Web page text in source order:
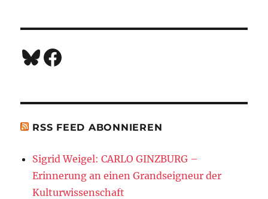
Bluesky
Facebook
RSS FEED ABONNIEREN
Sigrid Weigel: CARLO GINZBURG –
Erinnerung an einen Grandseigneur der
Kulturwissenschaft